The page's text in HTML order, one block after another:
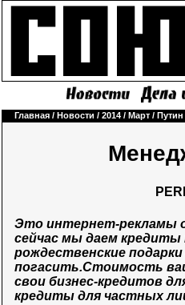
Главная / Новости / 2014 / Март /
Это интернет-рекламы
сейчас мы даем кредиты
рождественские
погасить.Стоимость
свои бизнес-кредитов
кредиты для частных